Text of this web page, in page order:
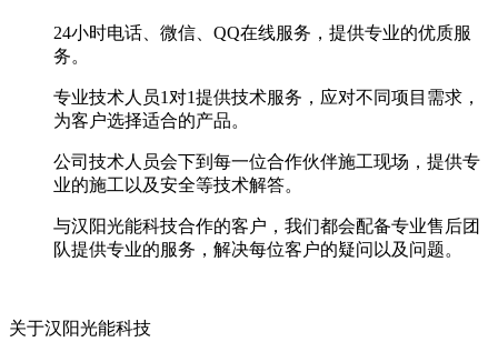
24小时电话、微信、QQ在线服务，提供专业的优质服
务。
专业技术人员1对1提供技术服务，应对不同项目需求，
为客户选择适合的产品。
公司技术人员会下到每一位合作伙伴施工现场，提供专
业的施工以及安全等技术解答。
与汉阳光能科技合作的客户，我们都会配备专业售后团
队提供专业的服务，解决每位客户的疑问以及问题。
关于汉阳光能科技